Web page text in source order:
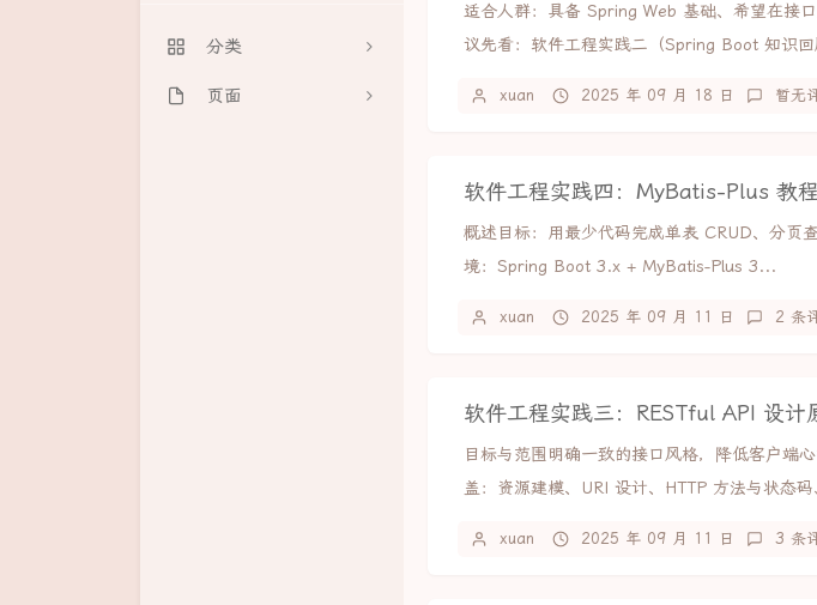
分类
学习笔记
页面
适合人群：具备 Spring Web 基础、希望在接
议先看：软件工程实践二（Spring Boot 知识
xuan 2025 年 09 月 18 日 暂无
软件工程实践四：MyBatis-Plus 教
概述目标：用最少代码完成单表 CRUD、分页
境：Spring Boot 3.x + MyBatis-Plus 3...
xuan 2025 年 09 月 11 日 2 条
软件工程实践三：RESTful API 设计
目标与范围明确一致的接口风格，降低客户端
盖：资源建模、URI 设计、HTTP 方法与状态
xuan 2025 年 09 月 11 日 3 条